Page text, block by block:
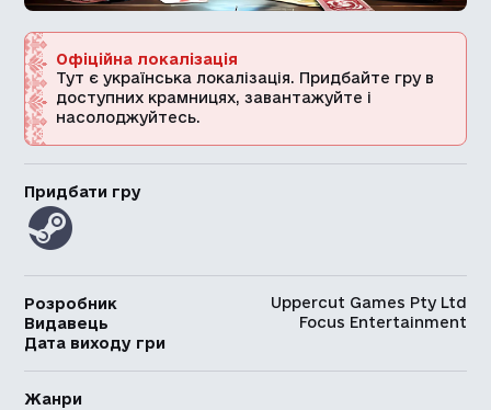
Офіційна локалізація
Тут є українська локалізація. Придбайте гру в
доступних крамницях, завантажуйте і
насолоджуйтесь.
Придбати гру
Розробник
Uppercut Games Pty Ltd
Видавець
Focus Entertainment
Дата виходу гри
Жанри